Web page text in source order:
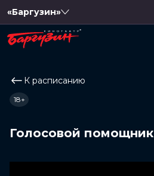
«Баргузин»
К расписанию
Голосовой помощник
18+